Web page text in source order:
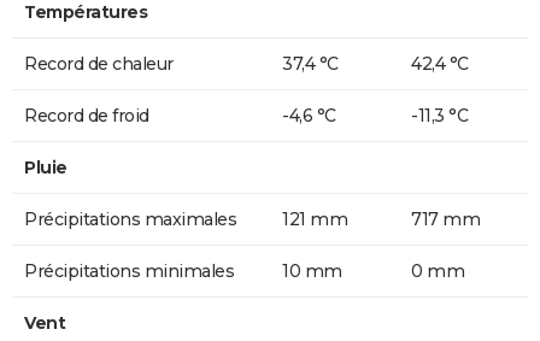
Températures
Record de chaleur 37,4 °C 42,4 °C
Record de froid -4,6 °C -11,3 °C
Pluie
Précipitations maximales 121 mm 717 mm
Précipitations minimales 10 mm 0 mm
Vent